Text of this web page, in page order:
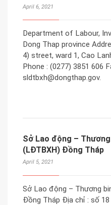
April 6, 2021
Department of Labour,
Dong Thap province
4) street, ward 1, Cao
Phone : (0277) 3851 606
sldtbxh@dongthap.gov.
Sở Lao động –
(LĐTBXH) Đồng Tháp
April 5, 2021
Sở Lao động – Thương
Đồng Tháp Địa chỉ : số